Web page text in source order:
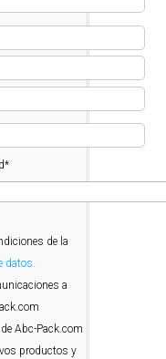
de la
datos.
a
Abc-Pack.com
productos y